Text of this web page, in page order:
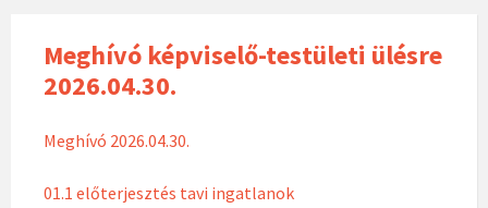
Meghívó képviselő-testületi ülésre
2026.04.30.
Meghívó 2026.04.30.
01.1 előterjesztés tavi ingatlanok